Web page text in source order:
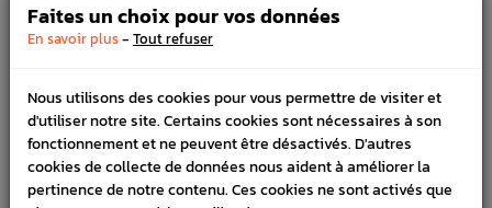
DESCRIPTION
LIVRAISON
VÉHICULES COMPATIBLE
SCHÉMA CONSTRUCTEUR
Faites un choix pour vos données
En savoir plus- Tout refuser
Nous utilisons des cookies pour vous permettre de visiter et
d'utiliser notre site. Certains cookies sont nécessaires à son
fonctionnement et ne peuvent être désactivés. D'autres
cookies de collecte de données nous aident à améliorer la
pertinence de notre contenu. Ces cookies ne sont activés que